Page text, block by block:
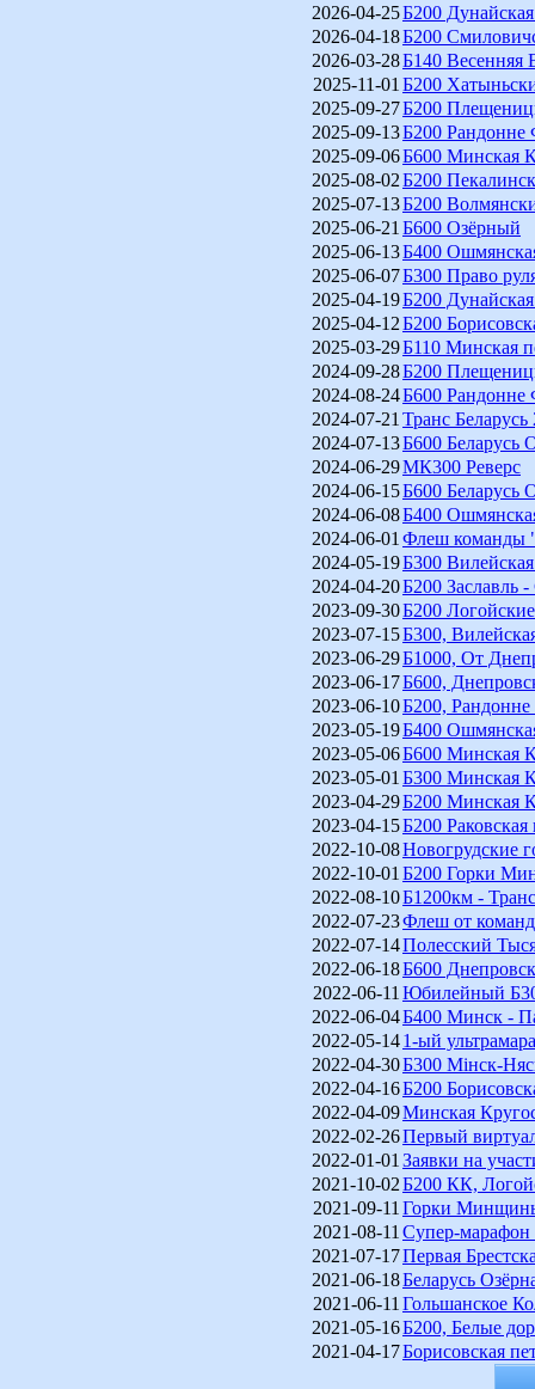
2026-04-25Б200
2026-04-18Б200
2026-03-28Б140 Весенняя
2025-11-01 Б200
2025-09-27Б200
2025-09-13Б200 Рандонне
2025-09-06Б600 Минская
2025-08-02Б200
2025-07-13Б200
2025-06-21 Б600 Озёрный
2025-06-13Б400
2025-06-07Б300 Право
2025-04-19Б200
2025-04-12Б200
2025-03-29Б110 Минская
2024-09-28Б200
2024-08-24Б600 Рандонне
2024-07-21 Транс
2024-07-13Б600 Беларусь
2024-06-29МК300 Реверс
2024-06-15Б600 Беларусь
2024-06-08Б400
2024-06-01 Флеш команды
2024-05-19Б300
2024-04-20Б200 Заславль
2023-09-30Б200
2023-07-15Б300,
2023-06-29Б1000, От
2023-06-17Б600,
2023-06-10Б200,
2023-05-19Б400
2023-05-06Б600 Минская
2023-05-01 Б300 Минская
2023-04-29Б200 Минская
2023-04-15Б200 Раковская
2022-10-08Новогрудские
2022-10-01 Б200 Горки
2022-08-10Б1200км -
2022-07-23Флеш от
2022-07-14Полесский
2022-06-18Б600
2022-06-11 Юбилейный
2022-06-04Б400 Минск -
2022-05-141-ый
2022-04-30Б300 Мiнск-
2022-04-16Б200
2022-04-09Минская
2022-02-26Первый
2022-01-01 Заявки на
2021-10-02Б200 КК,
2021-09-11 Горки
2021-08-11 Супер-
2021-07-17Первая
2021-06-18Беларусь
2021-06-11 Гольшанское
2021-05-16Б200, Белые
2021-04-17Борисовская